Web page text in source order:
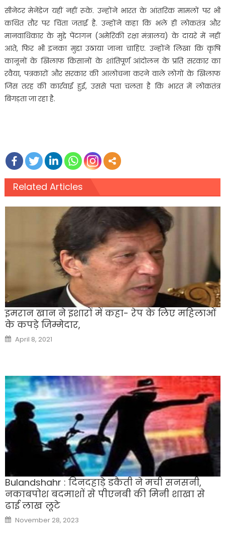
सीनेटर मेनेंडेज यहीं नहीं रूके. उन्होंने भारत के आंतरिक मामलों पर भी
कथित तौर पर चिंता जताई है. उन्होंने कहा कि भले ही लोकतंत्र और
मानवाधिकार के मुद्दे पेंटागन (अमेरिकी रक्षा मंत्रालय) के दायरे में नहीं
आते, फिर भी इनका मुद्दा उठाया जाना चाहिए. उन्होंने लिखा कि कृषि
कानूनों के खिलाफ किसानों के शांतिपूर्ण आंदोलन के प्रति सरकार का
रवैया, पत्रकारों और सरकार की आलोचना करने वाले लोगों के खिलाफ
जिस तरह की कार्रवाई हुई, उससे पता चलता है कि भारत में लोकतंत्र
बिगड़ता जा रहा है.
Related Articles
इमरान खान ने इशारों में कहा- रेप के लिए महिलाओं
के कपड़े जिम्मेदार,
Posted
on
April 8, 2021
Bulandshahr : दिनदहाड़े डकैती ने मची सनसनी,
नकाबपोश बदमाशाें से पीएनबी की मिनी शाखा से
ढाई लाख लूटे
Posted
on
November 28, 2023